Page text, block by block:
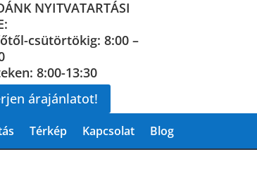
NYITVATARTÁSI
csütörtökig: 8:00 –
8:00-13:30
árajánlatot!
Térkép Kapcsolat Blog